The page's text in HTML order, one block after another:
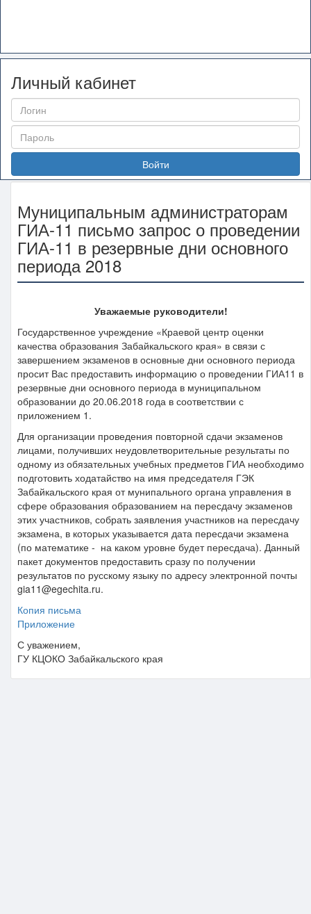
Личный кабинет
Войти
Муниципальным администраторам
ГИА-11 письмо запрос о проведении
ГИА-11 в резервные дни основного
периода 2018
Уважаемые руководители!
Государственное учреждение «Краевой центр оценки
качества образования Забайкальского края» в связи с
завершением экзаменов в основные дни основного периода
просит Вас предоставить информацию о проведении ГИА11 в
резервные дни основного периода в муниципальном
образовании до 20.06.2018 года в соответствии с
приложением 1.
Для организации проведения повторной сдачи экзаменов
лицами, получивших неудовлетворительные результаты по
одному из обязательных учебных предметов ГИА необходимо
подготовить ходатайство на имя председателя ГЭК
Забайкальского края от мунипального органа управления в
сфере образования образованием на пересдачу экзаменов
этих участников, собрать заявления участников на пересдачу
экзамена, в которых указывается дата пересдачи экзамена
(по математике - на каком уровне будет пересдача). Данный
пакет документов предоставить сразу по получении
результатов по русскому языку по адресу электронной почты
gia11@egechita.ru.
Копия письма
Приложение
С уважением,
ГУ КЦОКО Забайкальского края